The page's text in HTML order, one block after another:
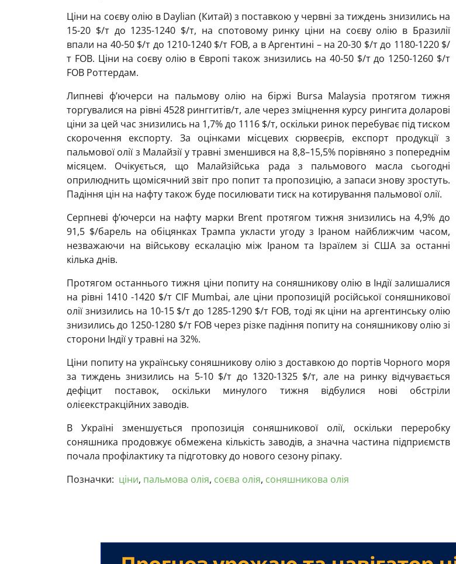
Ціни на соєву олію в Daylian (Китай) з поставкою у червні за тиждень знизились на
15-20 $/т до 1235-1240 $/т, на спотовому ринку ціни на соєву олію в Бразилії
впали на 40-50 $/т до 1210-1240 $/т FOB, а в Аргентині – на 20-30 $/т до 1180-1220 $/
т FOB. Ціни на соєву олію в Європі також знизились на 40-50 $/т до 1250-1260 $/т
FOB Роттердам.
Липневі ф’ючерси на пальмову олію на біржі Bursa Malaysia протягом тижня
торгувалися на рівні 4528 ринггитів/т, але через зміцнення курсу рингита доларові
ціни за цей час знизились на 1,7% до 1116 $/т, оскільки ринок перебуває під тиском
скорочення експорту. За оцінками місцевих сюрвеєрів, експорт продукції з
пальмової олії з Малайзії у травні зменшився на 8,8–15,5% порівняно з попереднім
місяцем. Очікується, що Малайзійська рада з пальмового масла сьогодні
оприлюднить щомісячний звіт про попит та пропозицію, а запаси знову зростуть.
Падіння цін на нафту також буде посилювати тиск на котирування пальмової олії.
Серпневі ф’ючерси на нафту марки Brent протягом тижня знизились на 4,9% до
91,5 $/барель на обіцянках Трампа укласти угоду з Іраном найближчим часом,
незважаючи на військову ескалацію між Іраном та Ізраїлем зі США за останні
кілька днів.
Протягом останнього тижня ціни попиту на соняшникову олію в Індії залишалися
на рівні 1410 -1420 $/т CIF Mumbai, але ціни пропозицій російської соняшникової
олії знизились на 10-15 $/т до 1285-1290 $/т FOB, тоді як ціни на аргентинську олію
знизились до 1250-1280 $/т FOB через різке падіння попиту на соняшникову олію зі
сторони Індії у травні на 32%.
Ціни попиту на українську соняшникову олію з доставкою до портів Чорного моря
за тиждень знизились на 5-10 $/т до 1320-1325 $/т, але на ринку відчувається
дефіцит поставок, оскільки минулого тижня відбулися нові обстріли
олієекстракційних заводів.
В Україні зменшується пропозиція соняшникової олії, оскільки переробку
соняшника продовжує обмежена кількість заводів, а значна частина підприємств
почала профілактику та підготовку до нового сезону ріпаку.
Позначки: ціни, пальмова олія, соєва олія, соняшникова олія